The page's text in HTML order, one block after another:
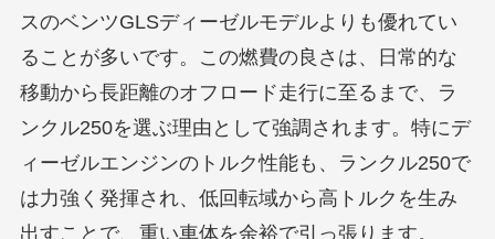
スのベンツGLSディーゼルモデルよりも優れてい
ることが多いです。この燃費の良さは、日常的な
移動から長距離のオフロード走行に至るまで、ラ
ンクル250を選ぶ理由として強調されます。特にデ
ィーゼルエンジンのトルク性能も、ランクル250で
は力強く発揮され、低回転域から高トルクを生み
出すことで、重い車体を余裕で引っ張ります。